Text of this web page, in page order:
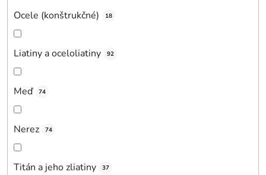
Ocele (konštrukčné) 18
Liatiny a oceloliatiny 92
Meď 74
Nerez 74
Titán a jeho zliatiny 37